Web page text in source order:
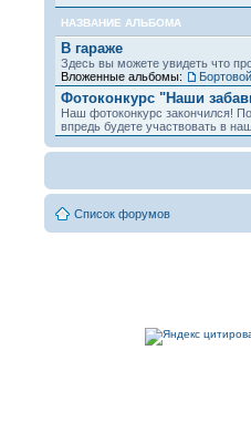
НАЗВАНИЕ АЛЬБОМА
В гараже
Здесь вы можете увидеть что
Вложенные альбомы:
Фотоконкурс "Наши
Наш фотоконкурс закончился!
впредь будете участвовать в
Список форумов